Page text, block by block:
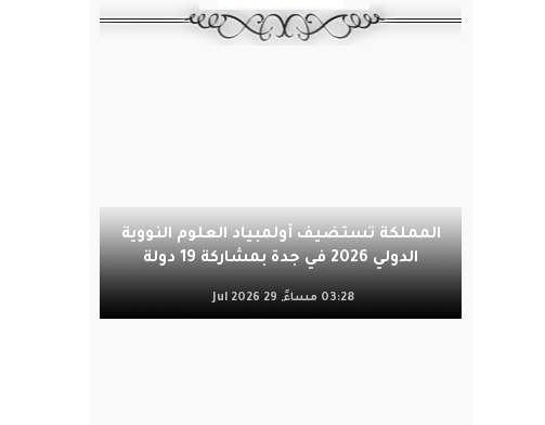
المملكة تستضيف أولمبياد العلوم النووية
الدولي 2026 في جدة بمشاركة 19 دولة
03:28 مساءً, 29 Jul 2026